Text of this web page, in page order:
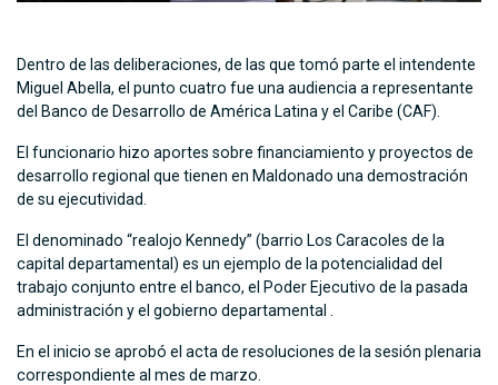
Dentro de las deliberaciones, de las que tomó parte el intendente
Miguel Abella, el punto cuatro fue una audiencia a representante
del Banco de Desarrollo de América Latina y el Caribe (CAF).
El funcionario hizo aportes sobre financiamiento y proyectos de
desarrollo regional que tienen en Maldonado una demostración
de su ejecutividad.
El denominado “realojo Kennedy” (barrio Los Caracoles de la
capital departamental) es un ejemplo de la potencialidad del
trabajo conjunto entre el banco, el Poder Ejecutivo de la pasada
administración y el gobierno departamental .
En el inicio se aprobó el acta de resoluciones de la sesión plenaria
correspondiente al mes de marzo.